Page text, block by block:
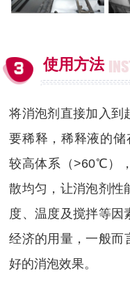
使用方法
将消泡剂直接加入到
要稀释，稀释液的
较高体系（>60℃）
散均匀，让消泡剂性
度、温度及搅拌等因
经济的用量，一般而
好的消泡效果。